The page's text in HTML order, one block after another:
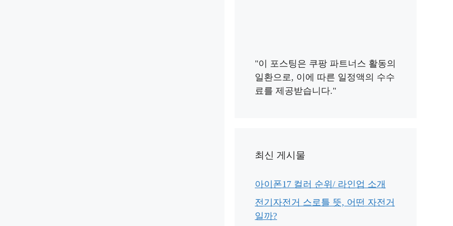
"이 포스팅은 쿠팡 파트너스 활동의
일환으로, 이에 따른 일정액의 수수
료를 제공받습니다."
최신 게시물
아이폰17 컬러 순위/ 라인업 소개
전기자전거 스로틀 뜻, 어떤 자전거
일까?